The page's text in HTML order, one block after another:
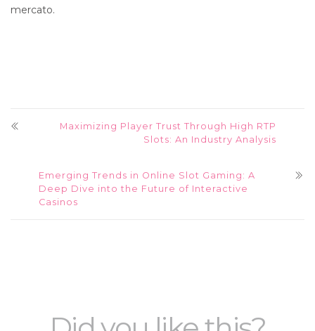
mercato.
Maximizing Player Trust Through High RTP
Slots: An Industry Analysis
Emerging Trends in Online Slot Gaming: A
Deep Dive into the Future of Interactive
Casinos